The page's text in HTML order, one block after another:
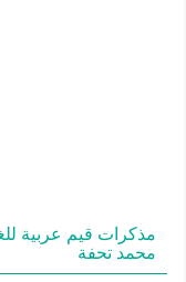
مذكرات قيم عربية
محمد تحفة